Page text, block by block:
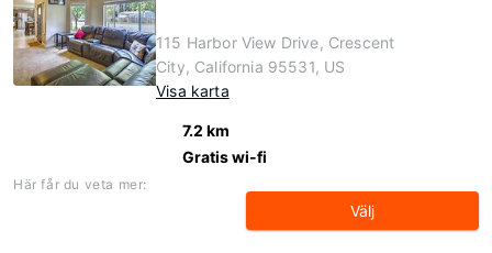
115 Harbor View Drive, Crescent
City, California 95531, US
Visa karta
7.2 km
Gratis wi-fi
Här får du veta mer:
Välj